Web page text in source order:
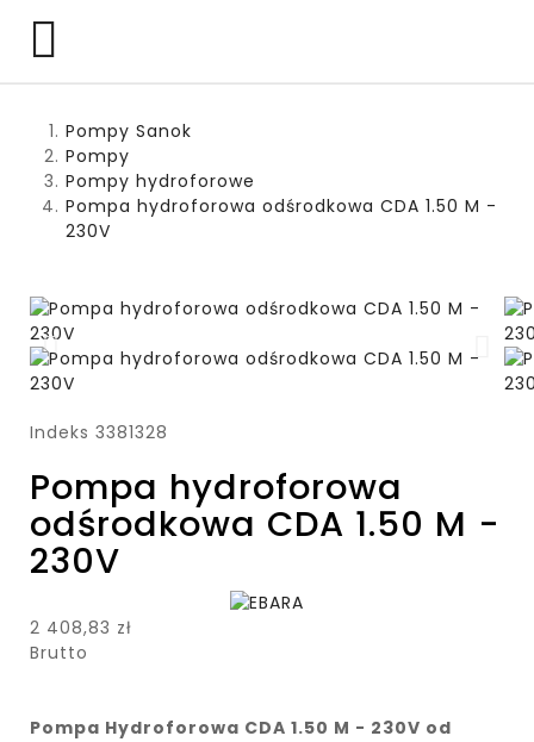

Pompy Sanok
Pompy
Pompy hydroforowe
Pompa hydroforowa odśrodkowa CDA 1.50 M -
230V
Indeks 3381328
Pompa hydroforowa
odśrodkowa CDA 1.50 M -
230V
2 408,83 zł
Brutto
Pompa Hydroforowa CDA 1.50 M - 230V od